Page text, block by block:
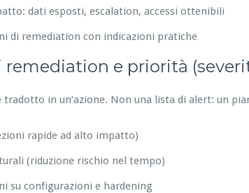
dati esposti, escalation, accessi ottenibili
di remediation con indicazioni pratiche
remediation e priorità
tradotto in un’azione. Non una lista di alert: un
rapide ad alto impatto)
(riduzione rischio nel tempo)
su configurazioni e hardening